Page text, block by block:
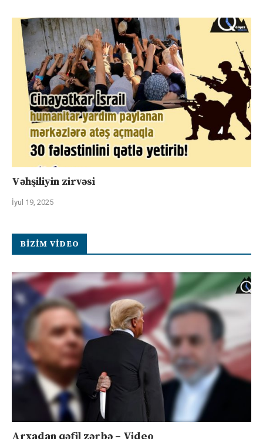
Vəhşiliyin zirvəsi
İyul 19, 2025
BIZIM VIDEO